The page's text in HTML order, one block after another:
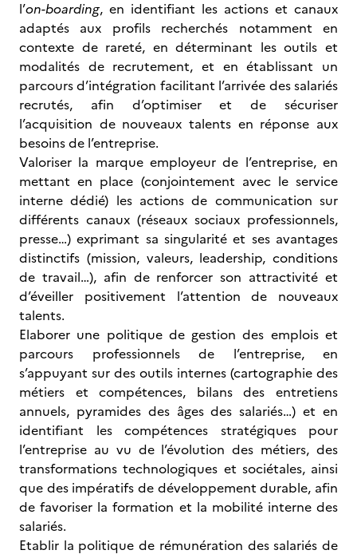
l’on-boarding, en identifiant les actions et canaux
adaptés aux profils recherchés notamment en
contexte de rareté, en déterminant les outils et
modalités de recrutement, et en établissant un
parcours d’intégration facilitant l’arrivée des salariés
recrutés, afin d’optimiser et de sécuriser
l’acquisition de nouveaux talents en réponse aux
besoins de l’entreprise.
Valoriser la marque employeur de l’entreprise, en
mettant en place (conjointement avec le service
interne dédié) les actions de communication sur
différents canaux (réseaux sociaux professionnels,
presse…) exprimant sa singularité et ses avantages
distinctifs (mission, valeurs, leadership, conditions
de travail…), afin de renforcer son attractivité et
d’éveiller positivement l’attention de nouveaux
talents.
Elaborer une politique de gestion des emplois et
parcours professionnels de l’entreprise, en
s’appuyant sur des outils internes (cartographie des
métiers et compétences, bilans des entretiens
annuels, pyramides des âges des salariés…) et en
identifiant les compétences stratégiques pour
l’entreprise au vu de l’évolution des métiers, des
transformations technologiques et sociétales, ainsi
que des impératifs de développement durable, afin
de favoriser la formation et la mobilité interne des
salariés.
Etablir la politique de rémunération des salariés de